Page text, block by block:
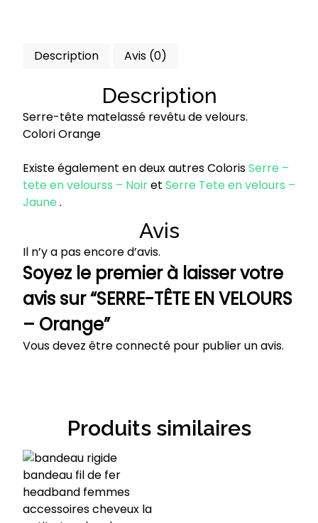
Description Avis (0)
Description
Serre-tête matelassé revêtu de velours.
Colori Orange
Existe également en deux autres ColorisSerre –
tete en velourss – Noiret Serre Tete en velours –
Jaune .
Avis
Il n’y a pas encore d’avis.
Soyez le premier à laisser votre
avis sur “SERRE-TÊTE EN VELOURS
– Orange”
Vous devez êtreconnecté pour publier un avis.
Produits similaires